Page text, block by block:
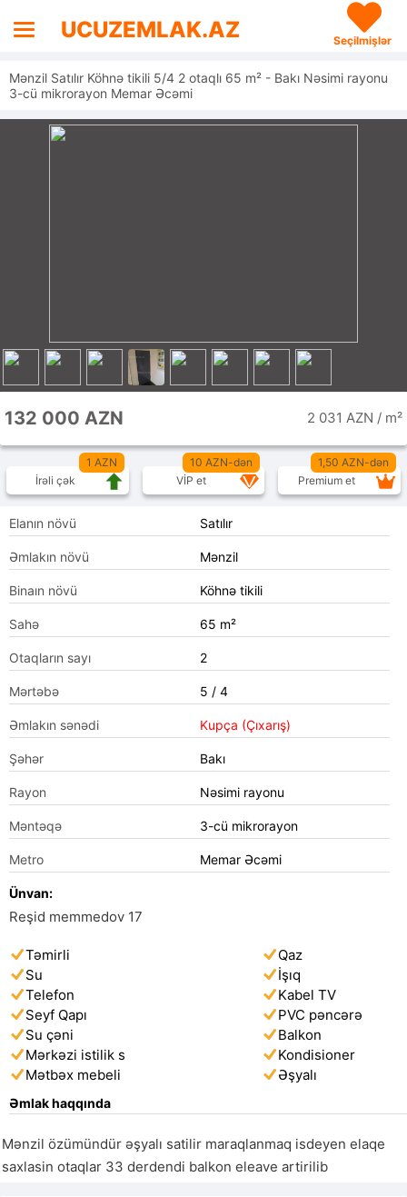
UCUZEMLAK.AZ Seçilmişlər
Mənzil Satılır Köhnə tikili 5/4 2 otaqlı 65 m² - Bakı Nəsimi rayonu
3-cü mikrorayon Memar Əcəmi
132 000 AZN 2 031 AZN / m²
1 AZN
İrəli çək
10 AZN-dən
VİP et
1,50 AZN-dən
Premium et
Elanın növü Satılır
Əmlakın növü Mənzil
Binaın növü Köhnə tikili
Sahə 65 m²
Otaqların sayı 2
Mərtəbə 5 / 4
Əmlakın sənədi Kupça (Çıxarış)
Şəhər Bakı
Rayon Nəsimi rayonu
Məntəqə 3-cü mikrorayon
Metro Memar Əcəmi
Ünvan:
Reşid memmedov 17
Təmirli
Qaz
Su
İşıq
Telefon
Kabel TV
Seyf Qapı
PVC pəncərə
Su çəni
Balkon
Mərkəzi istilik s
Kondisioner
Mətbəx mebeli
Əşyalı
Əmlak haqqında
Mənzil özümündür əşyalı satilir maraqlanmaq isdeyen elaqe
saxlasin otaqlar 33 derdendi balkon eleave artirilib